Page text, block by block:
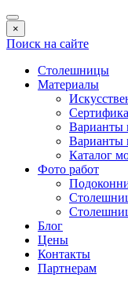
×
Поиск на сайте
Столешницы
Материалы
Варианты
Варианты
Каталог
Фото работ
Блог
Цены
Контакты
Партнерам